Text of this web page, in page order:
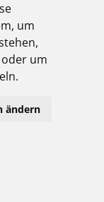
um
um
ändern